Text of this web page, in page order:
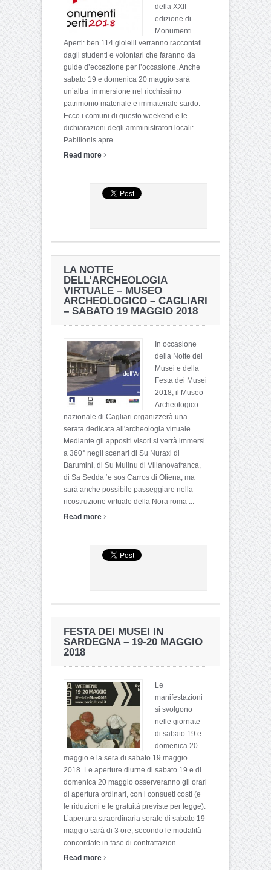
della XXII
edizione di
Monumenti
Aperti: ben 114 gioielli verranno raccontati
dagli studenti e volontari che faranno da
guide d’eccezione per l’occasione. Anche
sabato 19 e domenica 20 maggio sarà
un’altra immersione nel ricchissimo
patrimonio materiale e immateriale sardo.
Ecco i comuni di questo weekend e le
dichiarazioni degli amministratori locali:
Pabillonis apre ...
Read more ›
LA NOTTE
DELL’ARCHEOLOGIA
VIRTUALE – MUSEO
ARCHEOLOGICO – CAGLIARI
– SABATO 19 MAGGIO 2018
In occasione
della Notte dei
Musei e della
Festa dei Musei
2018, il Museo
Archeologico
nazionale di Cagliari organizzerà una
serata dedicata all'archeologia virtuale.
Mediante gli appositi visori si verrà immersi
a 360° negli scenari di Su Nuraxi di
Barumini, di Su Mulinu di Villanovafranca,
di Sa Sedda ‘e sos Carros di Oliena, ma
sarà anche possibile passeggiare nella
ricostruzione virtuale della Nora roma ...
Read more ›
FESTA DEI MUSEI IN
SARDEGNA – 19-20 MAGGIO
2018
Le
manifestazioni
si svolgono
nelle giornate
di sabato 19 e
domenica 20
maggio e la sera di sabato 19 maggio
2018. Le aperture diurne di sabato 19 e di
domenica 20 maggio osserveranno gli orari
di apertura ordinari, con i consueti costi (e
le riduzioni e le gratuità previste per legge).
L’apertura straordinaria serale di sabato 19
maggio sarà di 3 ore, secondo le modalità
concordate in fase di contrattazion ...
Read more ›